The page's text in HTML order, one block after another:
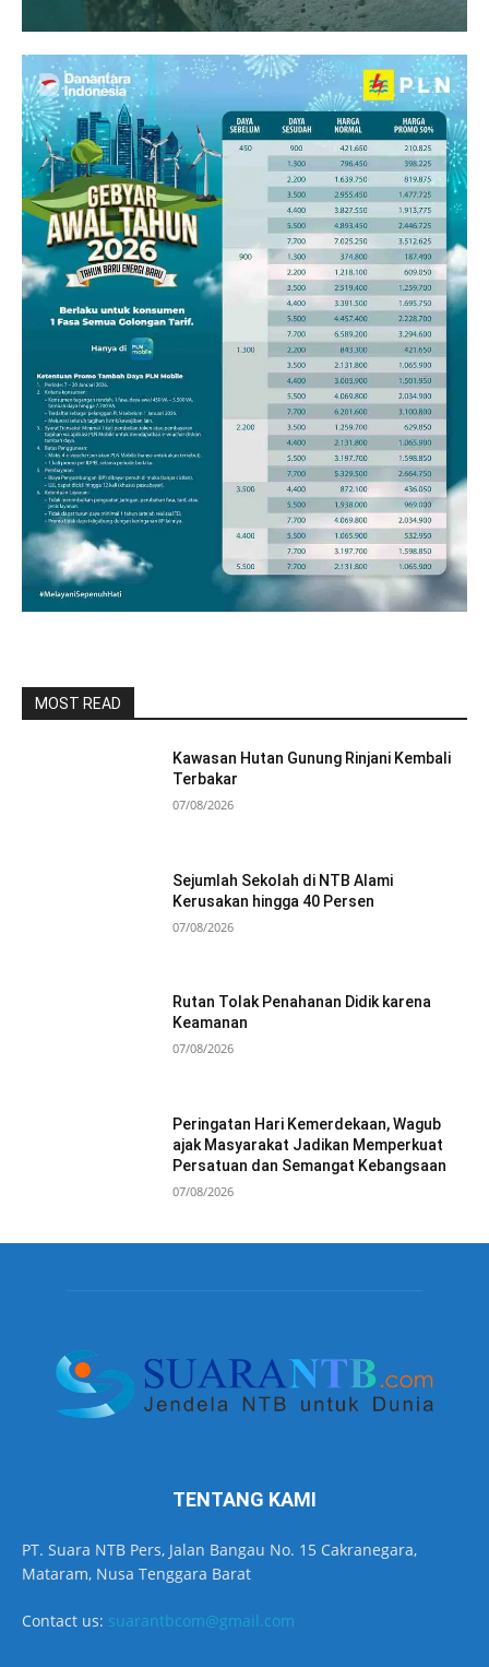
MOST READ
Kawasan Hutan Gunung Rinjani Kembali
Terbakar
07/08/2026
Sejumlah Sekolah di NTB Alami
Kerusakan hingga 40 Persen
07/08/2026
Rutan Tolak Penahanan Didik karena
Keamanan
07/08/2026
Peringatan Hari Kemerdekaan, Wagub
ajak Masyarakat Jadikan Memperkuat
Persatuan dan Semangat Kebangsaan
07/08/2026
TENTANG KAMI
PT. Suara NTB Pers, Jalan Bangau No. 15 Cakranegara,
Mataram, Nusa Tenggara Barat
Contact us: suarantbcom@gmail.com